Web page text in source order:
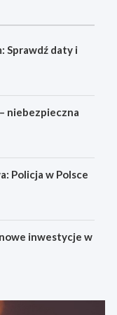
Sprawdź daty i
niebezpieczna
Policja w Polsce
inwestycje w